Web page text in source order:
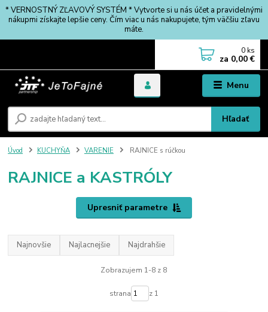
* VERNOSTNÝ ZĽAVOVÝ SYSTÉM * Vytvorte si u nás účet a pravidelnými
nákupmi získajte lepšie ceny. Čím viac u nás nakupujete, tým väčšiu zľavu
máte.
Menu
Hľadať
0 ks
za 0,00 €
Úvod KUCHYŇA VARENIE RAJNICE s rúčkou
RAJNICE a KASTRÓLY
Upresniť parametre
Najnovšie Najlacnejšie Najdrahšie
Zobrazujem 1-8 z 8
strana z 1